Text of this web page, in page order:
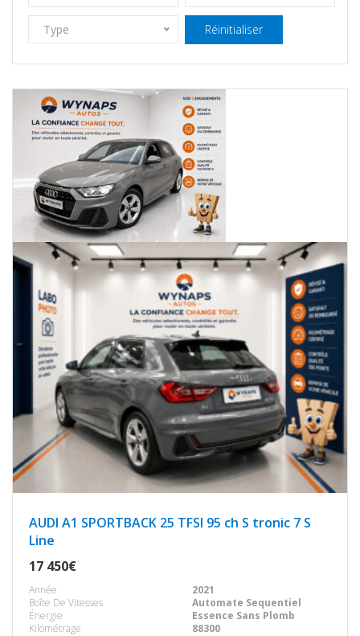
Type Réinitialiser
AUDI A1 SPORTBACK 25 TFSI 95 ch S tronic 7 S
Line
17 450€
Année
2021
Boîte De Vitesses
Automate Sequentiel
Énergie
Essence Sans Plomb
Kilométrage
88300